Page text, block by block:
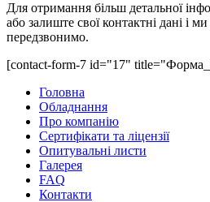
Для отримання більш детальної
або залиште свої контактні дані і
передзвонимо.
[contact-form-7 id="17"
Головна
Обладнання
Про компанію
Сертифікати та ліцензії
Опитувальні листи
Галерея
FAQ
Контакти